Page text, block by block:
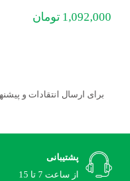
1,092,000 تومان
برای ارسال انتقادات و
پشتیبانی
از ساعت 7 تا 15